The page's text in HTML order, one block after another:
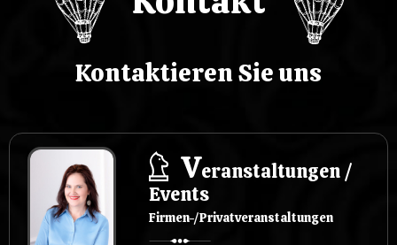
Kontaktieren Sie uns
Veranstaltungen /
Events
Firmen-/Privatveranstaltungen